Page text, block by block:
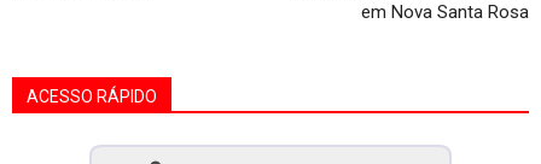
em Nova Santa Rosa
ACESSO RÁPIDO